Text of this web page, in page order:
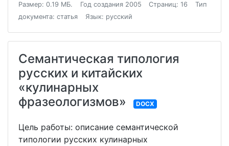
Размер: 0.19 МБ. Год создания 2005 Страниц: 16
Тип
документа: статья
Язык: русский
Семантическая типология
русских и китайских
«кулинарных
фразеологизмов»
DOCX
Цель работы: описание семантической
типологии русских кулинарных